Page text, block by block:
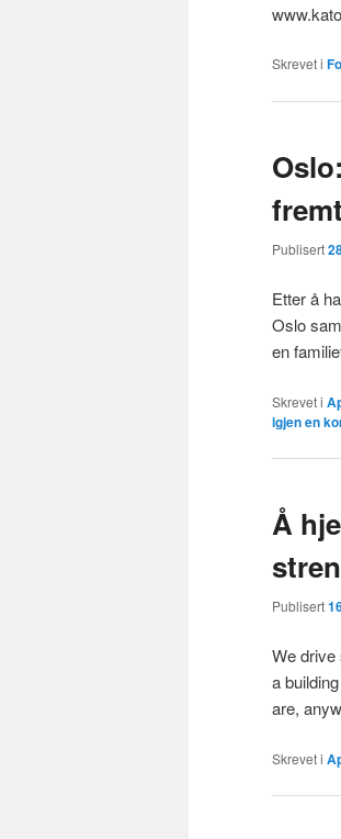
Skrevet i
Publisert
Etter å
Oslo
en
Skrevet i
igjen en
Å
Publisert
We drive
a
are,
Skrevet i